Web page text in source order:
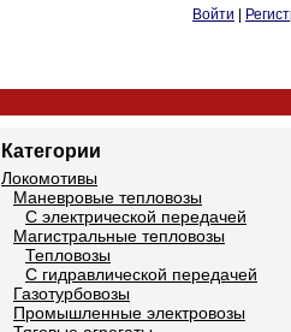
Войти
Категории
Локомотивы
Маневровые тепловозы
С электрической передачей
Магистральные тепловозы
Тепловозы
С гидравлической передачей
Газотурбовозы
Промышленные электровозы